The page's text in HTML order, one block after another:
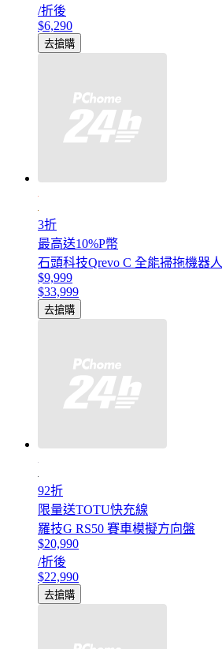
/折後
$6,290
去搶購
3折
最高送10%P幣
石頭科技Qrevo C 全能掃拖機器人
$9,999
$33,999
去搶購
92折
限量送TOTU快充線
羅技G RS50 賽車模擬方向盤
$20,990
/折後
$22,990
去搶購